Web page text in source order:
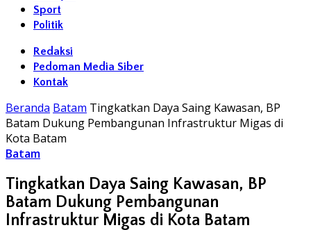
Sport
Politik
Redaksi
Pedoman Media Siber
Kontak
Beranda Batam Tingkatkan Daya Saing Kawasan, BP
Batam Dukung Pembangunan Infrastruktur Migas di
Kota Batam
Batam
Tingkatkan Daya Saing Kawasan, BP
Batam Dukung Pembangunan
Infrastruktur Migas di Kota Batam